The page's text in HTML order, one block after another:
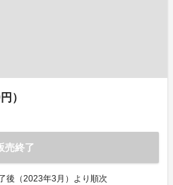
）
売終了
後（2023年3月）より順次